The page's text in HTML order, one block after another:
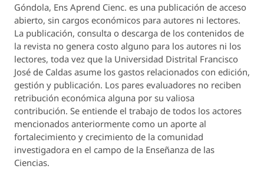
Góndola, Ens Aprend Cienc. es una publicación de acceso
abierto, sin cargos económicos para autores ni lectores.
La publicación, consulta o descarga de los contenidos de
la revista no genera costo alguno para los autores ni los
lectores, toda vez que la Universidad Distrital Francisco
José de Caldas asume los gastos relacionados con edición,
gestión y publicación. Los pares evaluadores no reciben
retribución económica alguna por su valiosa
contribución. Se entiende el trabajo de todos los actores
mencionados anteriormente como un aporte al
fortalecimiento y crecimiento de la comunidad
investigadora en el campo de la Enseñanza de las
Ciencias.